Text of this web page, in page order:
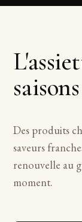
saisons
Des produits
saveurs
renouvelle au
moment.